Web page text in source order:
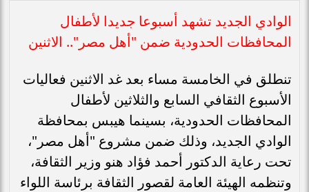
الوادي الجديد تشهد أسبوعا جديدا لأطفال
المحافظات الحدودية ضمن "أهل مصر".. الاثنين
تنطلق في الخامسة مساء بعد غد الاثنين فعاليات
الأسبوع الثقافي السابع والثلاثين لأطفال
المحافظات الحدودية، بسينما هيبس بمحافظة
الوادي الجديد، وذلك ضمن مشروع "أهل مصر"،
تحت رعاية الدكتور أحمد فؤاد هنو وزير الثقافة،
وتنظمه الهيئة العامة لقصور الثقافة برئاسة اللواء